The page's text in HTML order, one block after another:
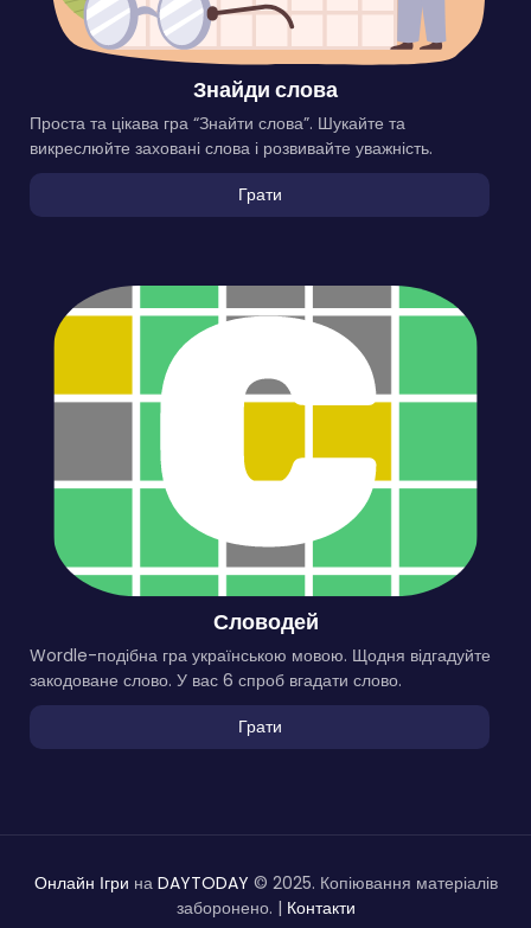
Знайди слова
Проста та цікава гра “Знайти слова”. Шукайте та
викреслюйте заховані слова і розвивайте уважність.
Грати
Словодей
Wordle-подібна гра українською мовою. Щодня відгадуйте
закодоване слово. У вас 6 спроб вгадати слово.
Грати
Онлайн Ігри на DAYTODAY © 2025. Копіювання матеріалів
заборонено. | Контакти